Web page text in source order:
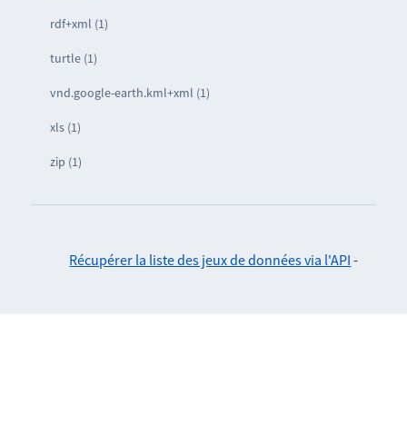
rdf+xml (1)
turtle (1)
vnd.google-earth.kml+xml (1)
xls (1)
zip (1)
Récupérer la liste des jeux de données via l'API -